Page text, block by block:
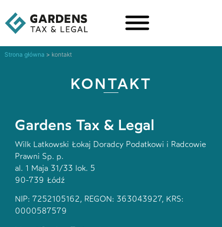
Strona główna > kontakt
KONTAKT
Gardens Tax & Legal
Wilk Latkowski Łokaj Doradcy Podatkowi i Radcowie
Prawni Sp. p.
al. 1 Maja 31/33 lok. 5
90-739 Łódź
NIP: 7252105162, REGON: 363043927, KRS:
0000587579